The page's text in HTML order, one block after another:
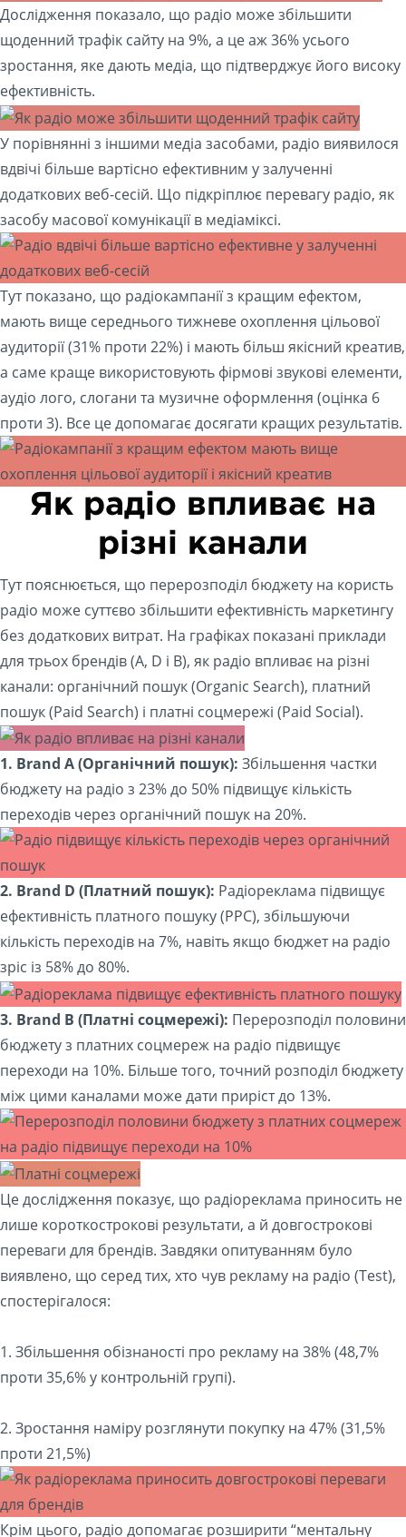
Дослідження показало, що радіо може збільшити
щоденний трафік сайту на 9%, а це аж 36% усього
зростання, яке дають медіа, що підтверджує його високу
ефективність.
У порівнянні з іншими медіа засобами, радіо виявилося
вдвічі більше вартісно ефективним у залученні
додаткових веб-сесій. Що підкріплює перевагу радіо, як
засобу масової комунікації в медіаміксі.
Тут показано, що радіокампанії з кращим ефектом,
мають вище середнього тижневе охоплення цільової
аудиторії (31% проти 22%) і мають більш якісний креатив,
а саме краще використовують фірмові звукові елементи,
аудіо лого, слогани та музичне оформлення (оцінка 6
проти 3). Все це допомагає досягати кращих результатів.
Як радіо впливає на
різні канали
Тут пояснюється, що перерозподіл бюджету на користь
радіо може суттєво збільшити ефективність маркетингу
без додаткових витрат. На графіках показані приклади
для трьох брендів (A, D і B), як радіо впливає на різні
канали: органічний пошук (Organic Search), платний
пошук (Paid Search) і платні соцмережі (Paid Social).
1. Brand A (Органічний пошук): Збільшення частки
бюджету на радіо з 23% до 50% підвищує кількість
переходів через органічний пошук на 20%.
2. Brand D (Платний пошук): Радіореклама підвищує
ефективність платного пошуку (PPC), збільшуючи
кількість переходів на 7%, навіть якщо бюджет на радіо
зріс із 58% до 80%.
3. Brand B (Платні соцмережі): Перерозподіл половини
бюджету з платних соцмереж на радіо підвищує
переходи на 10%. Більше того, точний розподіл бюджету
між цими каналами може дати приріст до 13%.
Це дослідження показує, що радіореклама приносить не
лише короткострокові результати, а й довгострокові
переваги для брендів. Завдяки опитуванням було
виявлено, що серед тих, хто чув рекламу на радіо (Test),
спостерігалося:
1. Збільшення обізнаності про рекламу на 38% (48,7%
проти 35,6% у контрольній групі).
2. Зростання наміру розглянути покупку на 47% (31,5%
проти 21,5%)
Крім цього, радіо допомагає розширити “ментальну